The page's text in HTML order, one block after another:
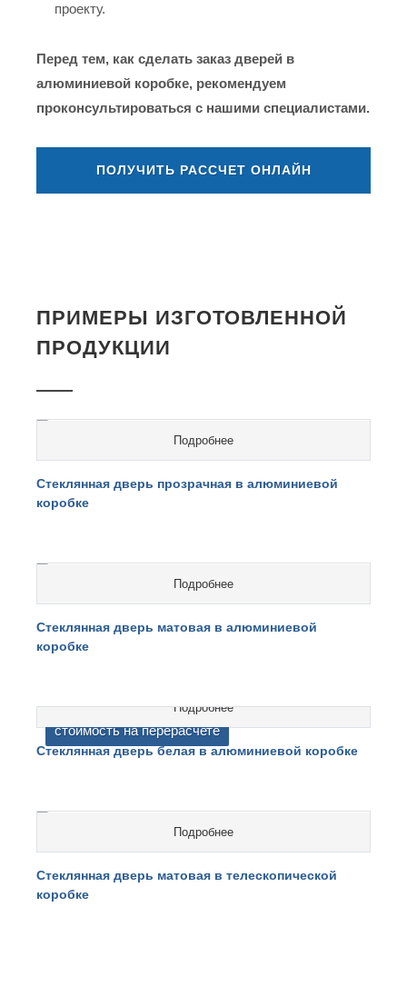
проекту.
Перед тем, как сделать заказ дверей в
алюминиевой коробке, рекомендуем
проконсультироваться с нашими специалистами.
ПОЛУЧИТЬ РАССЧЕТ ОНЛАЙН
ПРИМЕРЫ ИЗГОТОВЛЕННОЙ
ПРОДУКЦИИ
cтоимость на перерасчете
Подробнее
Стеклянная дверь прозрачная в алюминиевой
коробке
cтоимость на перерасчете
Подробнее
Стеклянная дверь матовая в алюминиевой
коробке
cтоимость на перерасчете
Подробнее
Стеклянная дверь белая в алюминиевой коробке
cтоимость на перерасчете
Подробнее
Стеклянная дверь матовая в телескопической
коробке